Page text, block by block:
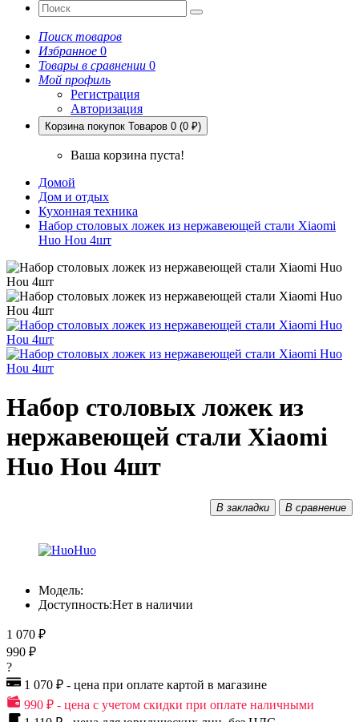
Поиск товаров
Избранное 0
Товары в сравнении 0
Мой профиль
Регистрация
Авторизация
Корзина покупок Товаров 0 (0 ₽)
Ваша корзина пуста!
Домой
Дом и отдых
Кухонная техника
Набор столовых ложек из нержавеющей стали Xiaomi
Huo Hou 4шт
Набор столовых ложек из
нержавеющей стали Xiaomi
Huo Hou 4шт
В закладки В сравнение
Модель:
Доступность:Нет в наличии
1 070 ₽
990 ₽
?
1 070 ₽ - цена при оплате картой в магазине
990 ₽ - цена с учетом скидки при оплате наличными